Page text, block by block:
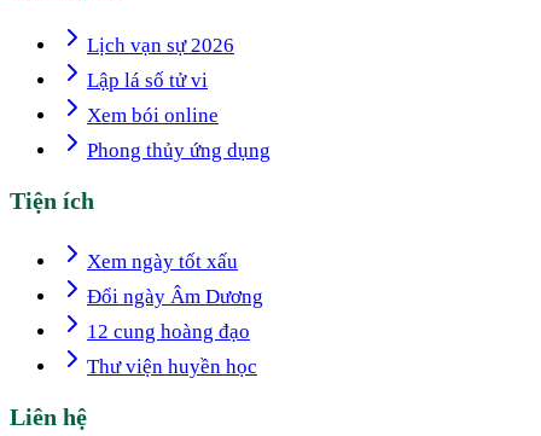
Lịch vạn sự 2026
Lập lá số tử vi
Xem bói online
Phong thủy ứng dụng
Tiện ích
Xem ngày tốt xấu
Đổi ngày Âm Dương
12 cung hoàng đạo
Thư viện huyền học
Liên hệ